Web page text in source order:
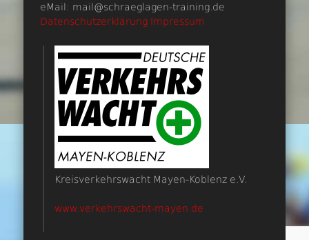
eMail: mail@schraeglagen-training.de
Datenschutzerklärung Impressum
Kreisverkehrswacht Mayen-Koblenz e.V.
www.verkehrswacht-mayen.de